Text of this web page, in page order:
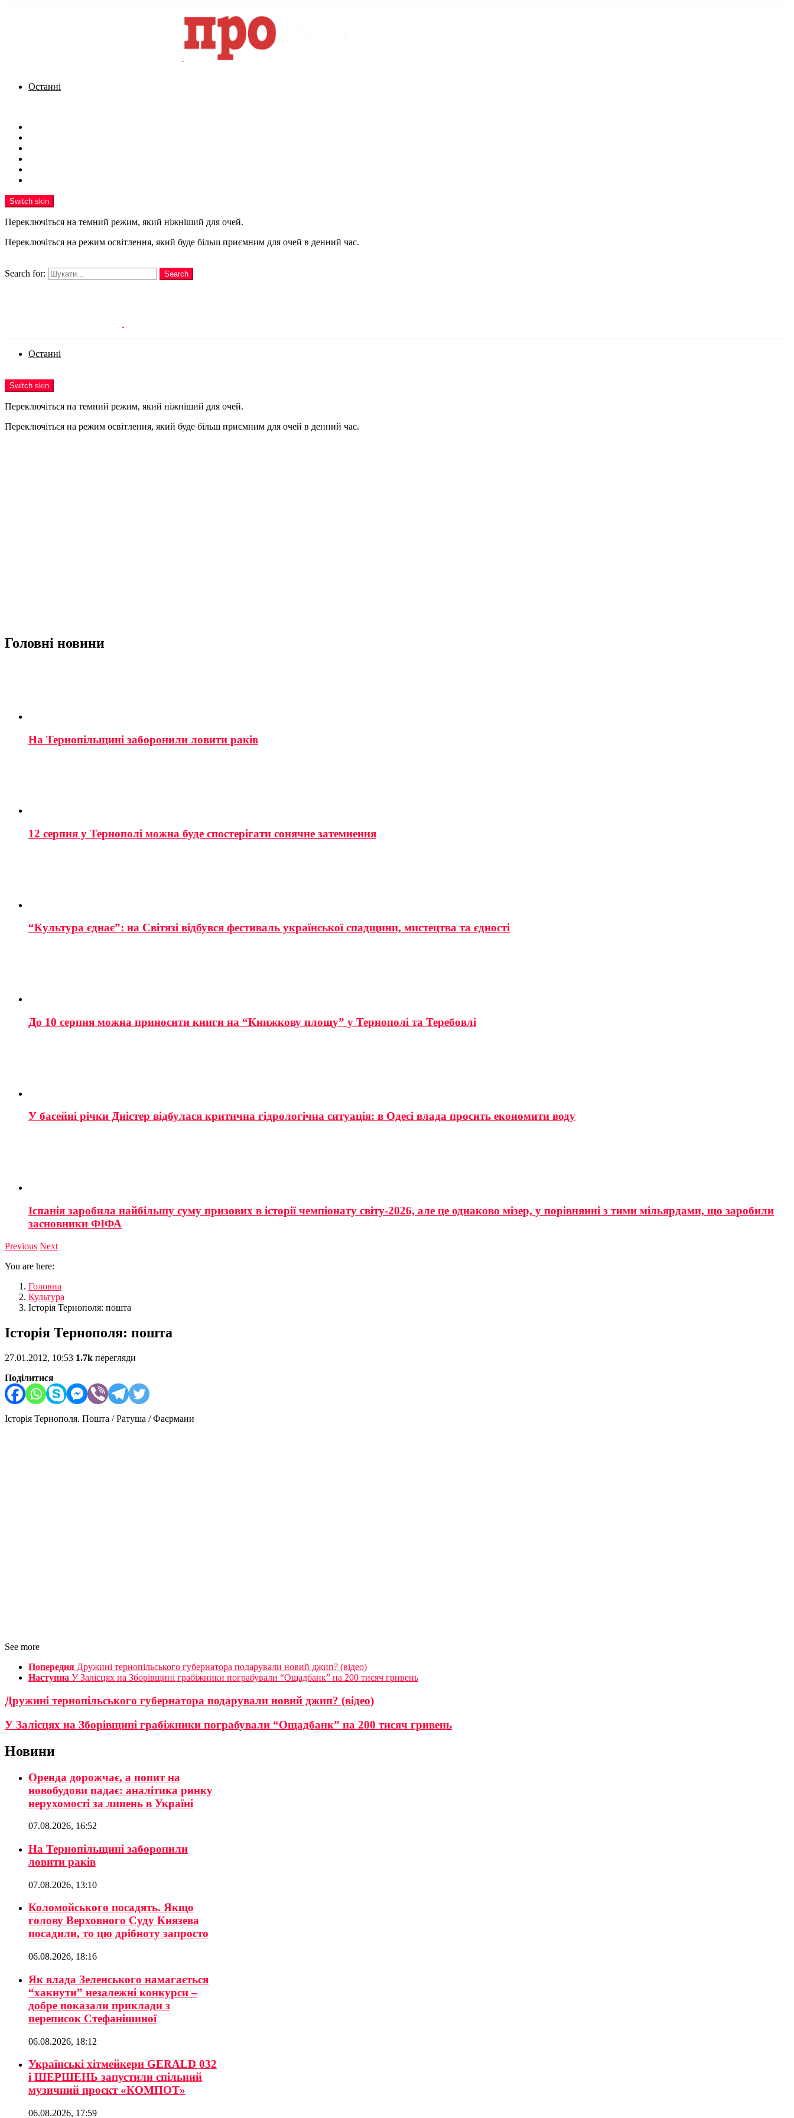
Останні
Switch skin
Переключіться на темний режим, який ніжніший для очей.
Переключіться на режим освітлення, який буде більш приємним для очей в денний час.
Search for:
Search
Останні
Switch skin
Переключіться на темний режим, який ніжніший для очей.
Переключіться на режим освітлення, який буде більш приємним для очей в денний час.
Головні новини
На Тернопільщині заборонили ловити раків
12 серпня у Тернополі можна буде спостерігати сонячне затемнення
“Культура єднає”: на Світязі відбувся фестиваль української спадщини, мистецтва та єдності
До 10 серпня можна приносити книги на “Книжкову площу” у Тернополі та Теребовлі
У басейні річки Дністер відбулася критична гідрологічна ситуація: в Одесі влада просить економити воду
Іспанія заробила найбільшу суму призових в історії чемпіонату світу-2026, але це однаково мізер, у порівнянні з тими мільярдами, що заробили
засновники ФІФА
Previous Next
You are here:
Головна
Культура
Історія Тернополя: пошта
Історія Тернополя: пошта
27.01.2012, 10:53 1.7k перегляди
Поділитися
Історія Тернополя. Пошта / Ратуша / Фаєрмани
See more
Попередня Дружині тернопільського губернатора подарували новий джип? (відео)
Наступна У Залісцях на Зборівщині грабіжники пограбували “Ощадбанк” на 200 тисяч гривень
Дружині тернопільського губернатора подарували новий джип? (відео)
У Залісцях на Зборівщині грабіжники пограбували “Ощадбанк” на 200 тисяч гривень
Новини
Оренда дорожчає, а попит на
новобудови падає: аналітика ринку
нерухомості за липень в Україні
07.08.2026, 16:52
На Тернопільщині заборонили
ловити раків
07.08.2026, 13:10
Коломойського посадять. Якщо
голову Верховного Суду Князева
посадили, то цю дрібноту запросто
06.08.2026, 18:16
Як влада Зеленського намагається
“хакнути” незалежні конкурси –
добре показали приклади з
переписок Стефанішиної
06.08.2026, 18:12
Українські хітмейкери GERALD 032
і ШЕРШЕНЬ запустили спільний
музичний проєкт «КОМПОТ»
06.08.2026, 17:59